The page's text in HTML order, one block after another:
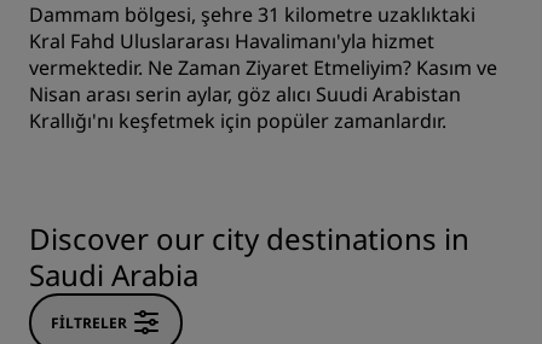
Dammam bölgesi, şehre 31 kilometre uzaklıktaki
Kral Fahd Uluslararası Havalimanı'yla hizmet
vermektedir. Ne Zaman Ziyaret Etmeliyim? Kasım ve
Nisan arası serin aylar, göz alıcı Suudi Arabistan
Krallığı'nı keşfetmek için popüler zamanlardır.
Discover our city destinations in
Saudi Arabia
FILTRELER